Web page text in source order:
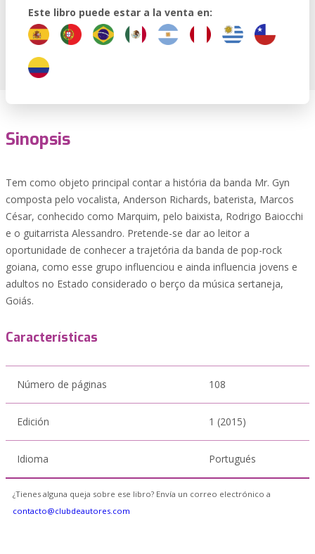
Este libro puede estar a la venta en:
Sinopsis
Tem como objeto principal contar a história da banda Mr. Gyn
composta pelo vocalista, Anderson Richards, baterista, Marcos
César, conhecido como Marquim, pelo baixista, Rodrigo Baiocchi
e o guitarrista Alessandro. Pretende-se dar ao leitor a
oportunidade de conhecer a trajetória da banda de pop-rock
goiana, como esse grupo influenciou e ainda influencia jovens e
adultos no Estado considerado o berço da música sertaneja,
Goiás.
Características
Número de páginas 108
Edición 1 (2015)
Idioma Portugués
¿Tienes alguna queja sobre ese libro? Envía un correo electrónico a
contacto@clubdeautores.com